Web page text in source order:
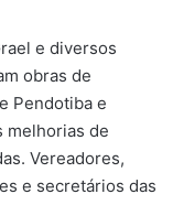
e diversos
obras de
Pendotiba e
melhorias de
Vereadores,
e secretários das